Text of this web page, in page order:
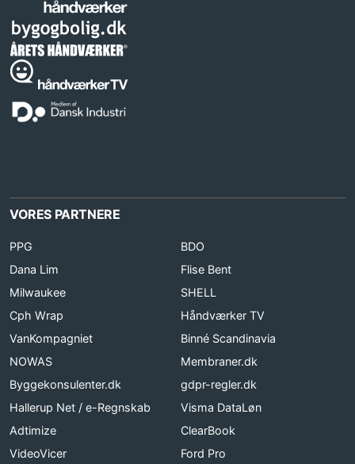
VORES PARTNERE
PPG
BDO
Dana Lim
Flise Bent
Milwaukee
SHELL
Cph Wrap
Håndværker TV
VanKompagniet
Binné Scandinavia
NOWAS
Membraner.dk
Byggekonsulenter.dk
gdpr-regler.dk
Hallerup Net / e-Regnskab
Visma DataLøn
Adtimize
ClearBook
VideoVicer
Ford Pro